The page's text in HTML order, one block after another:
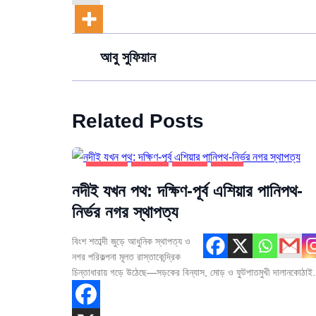
আবু সুফিয়ান
Related Posts
নদীই যখন পথ: দক্ষিণ-পূর্ব এশিয়ার পানিপথ-
নির্ভর নগর স্থাপত্য
বিংশ শতাব্দী জুড়ে আধুনিক স্থাপত্য ও
নগর পরিকল্পনা মূলত রাস্তাকেন্দ্রিক
চিন্তাধারায় গড়ে উঠেছে—সড়কের বিন্যাস, মোড় ও ফুটপাতমুখী